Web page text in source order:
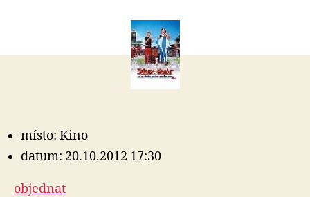
místo: Kino
datum: 20.10.2012 17:30
objednat